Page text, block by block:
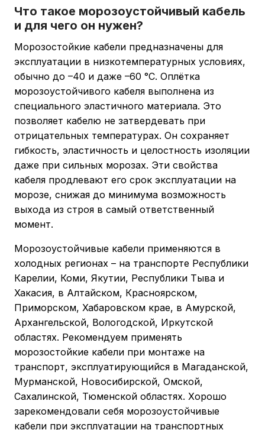
Что такое морозоустойчивый кабель
и для чего он нужен?
Морозостойкие кабели предназначены для
эксплуатации в низкотемпературных условиях,
обычно до –40 и даже –60 °C. Оплётка
морозоустойчивого кабеля выполнена из
специального эластичного материала. Это
позволяет кабелю не затвердевать при
отрицательных температурах. Он сохраняет
гибкость, эластичность и целостность изоляции
даже при сильных морозах. Эти свойства
кабеля продлевают его срок эксплуатации на
морозе, снижая до минимума возможность
выхода из строя в самый ответственный
момент.
Морозоустойчивые кабели применяются в
холодных регионах – на транспорте Республики
Карелии, Коми, Якутии, Республики Тыва и
Хакасия, в Алтайском, Красноярском,
Приморском, Хабаровском крае, в Амурской,
Архангельской, Вологодской, Иркутской
областях. Рекомендуем применять
морозостойкие кабели при монтаже на
транспорт, эксплуатирующийся в Магаданской,
Мурманской, Новосибирской, Омской,
Сахалинской, Тюменской областях. Хорошо
зарекомендовали себя морозоустойчивые
кабели при эксплуатации на транспортных